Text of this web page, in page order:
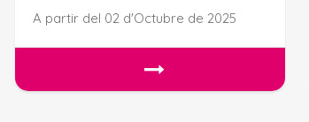
A partir del 02 d'Octubre de 2025
CONÈIXER